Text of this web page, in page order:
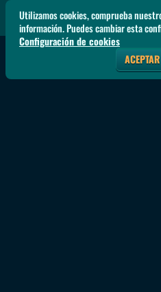
Utilizamos cookies, comprueba
información. Puedes cambiar esta
Configuración de cookies